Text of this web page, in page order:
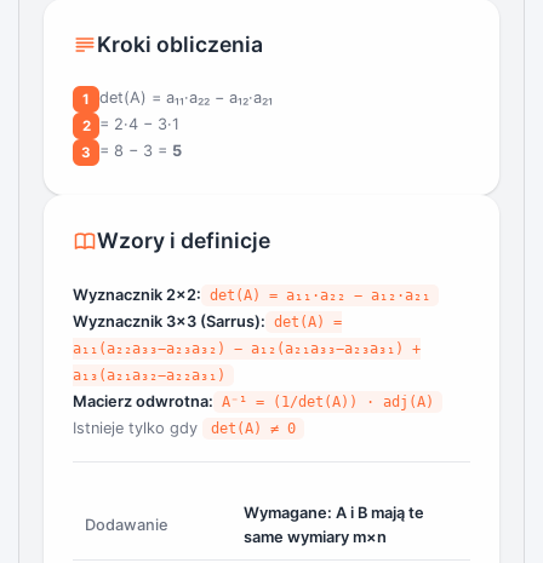
Kroki obliczenia
1 det(A) = a₁₁·a₂₂ − a₁₂·a₂₁
2 = 2·4 − 3·1
3 = 8 − 3 = 5
Wzory i definicje
Wyznacznik 2×2: det(A) = a₁₁·a₂₂ − a₁₂·a₂₁
Wyznacznik 3×3 (Sarrus): det(A) =
a₁₁(a₂₂a₃₃−a₂₃a₃₂) − a₁₂(a₂₁a₃₃−a₂₃a₃₁) +
a₁₃(a₂₁a₃₂−a₂₂a₃₁)
Macierz odwrotna: A⁻¹ = (1/det(A)) · adj(A)
Istnieje tylko gdy det(A) ≠ 0
Dodawanie
Wymagane: A i B mają te
same wymiary m×n